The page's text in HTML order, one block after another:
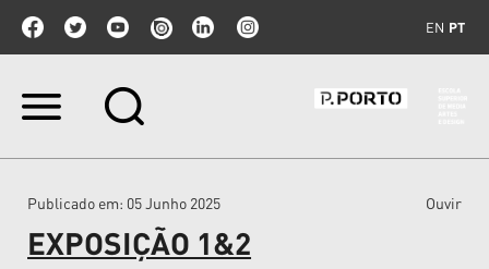
EN PT
Ir
Ir
navegação
Publicado em: 05 Junho 2025 Ouvir
EXPOSIÇÃO 1&2